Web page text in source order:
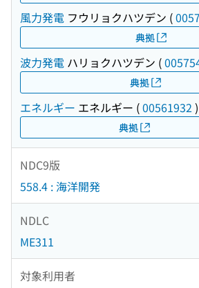
風力発電 フウリョクハツデン (
典拠
波力発電 ハリョクハツデン (
典拠
エネルギー エネルギー (00561932 )
典拠
NDC9版
558.4 : 海洋開発
NDLC
ME311
対象利用者